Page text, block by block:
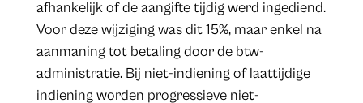
afhankelijk of de aangifte tijdig werd ingediend.
Voor deze wijziging was dit 15%, maar enkel na
aanmaning tot betaling door de btw-
administratie. Bij niet-indiening of laattijdige
indiening worden progressieve niet-